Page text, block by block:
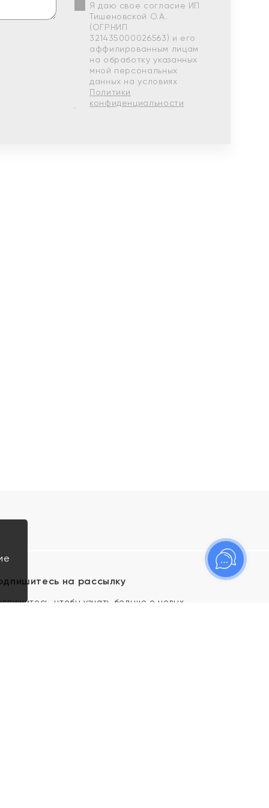
Я даю свое согласие ИП
Тишеновской О.А.
(ОГРНИП
321435000026563) и его
аффилированным лицам
на обработку указанных
мной персональных
данных на условиях
Политики
конфиденциальности
на рассылку
чтобы узнать больше о новых